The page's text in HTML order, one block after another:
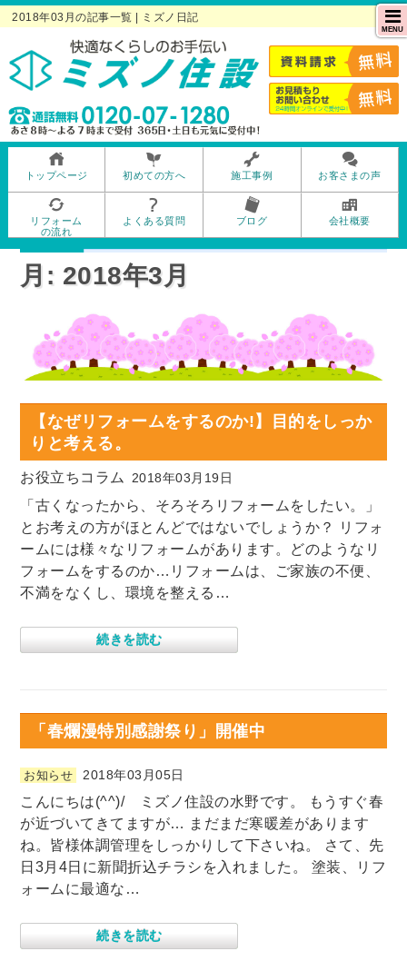
2018年03月の記事一覧 | ミズノ日記
MENU
トップページ 初めての方へ 施工事例 お客さまの声
リフォーム
の流れ
よくある質問 ブログ 会社概要
月: 2018年3月
【なぜリフォームをするのか!】目的をしっか
りと考える。
お役立ちコラム 2018年03月19日
「古くなったから、そろそろリフォームをしたい。」
とお考えの方がほとんどではないでしょうか？ リフォ
ームには様々なリフォームがあります。どのようなリ
フォームをするのか…リフォームは、ご家族の不便、
不満をなくし、環境を整える…
続きを読む
「春爛漫特別感謝祭り」開催中
お知らせ 2018年03月05日
こんにちは(^^)/ ミズノ住設の水野です。 もうすぐ春
が近づいてきてますが… まだまだ寒暖差があります
ね。皆様体調管理をしっかりして下さいね。 さて、先
日3月4日に新聞折込チラシを入れました。 塗装、リフ
ォームに最適な…
続きを読む